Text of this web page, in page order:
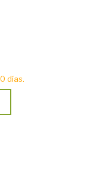
días.